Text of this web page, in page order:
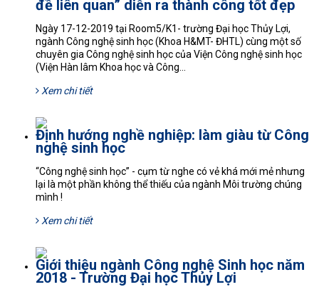
đề liên quan” diễn ra thành công tốt đẹp
Ngày 17-12-2019 tại Room5/K1- trường Đại học Thủy Lợi,
ngành Công nghệ sinh học (Khoa H&MT- ĐHTL) cùng một số
chuyên gia Công nghệ sinh học của Viện Công nghệ sinh học
(Viện Hàn lâm Khoa học và Công...
Xem chi tiết
Định hướng nghề nghiệp: làm giàu từ Công
nghệ sinh học
“Công nghệ sinh học” - cụm từ nghe có vẻ khá mới mẻ nhưng
lại là một phần không thể thiếu của ngành Môi trường chúng
mình !
Xem chi tiết
Giới thiệu ngành Công nghệ Sinh học năm
2018 - Trường Đại học Thủy Lợi